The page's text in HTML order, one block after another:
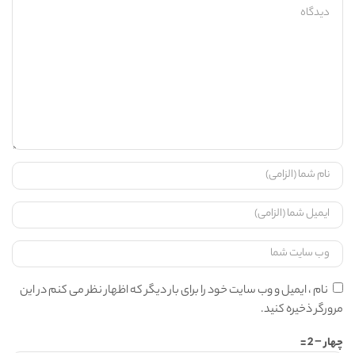
نام ، ایمیل و وب سایت خود را برای بار دیگر که اظهار نظر می کنم در این
مرورگر ذخیره کنید.
چهار − 2 =